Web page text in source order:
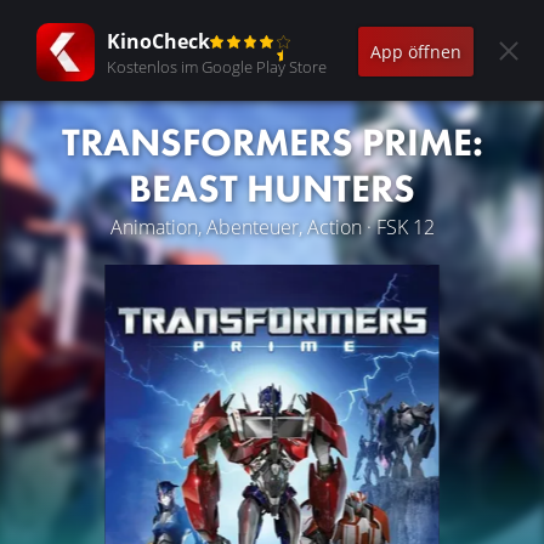
KinoCheck
Kostenlos im Google Play Store
App öffnen
TRANSFORMERS PRIME:
BEAST HUNTERS
Animation, Abenteuer, Action · FSK 12